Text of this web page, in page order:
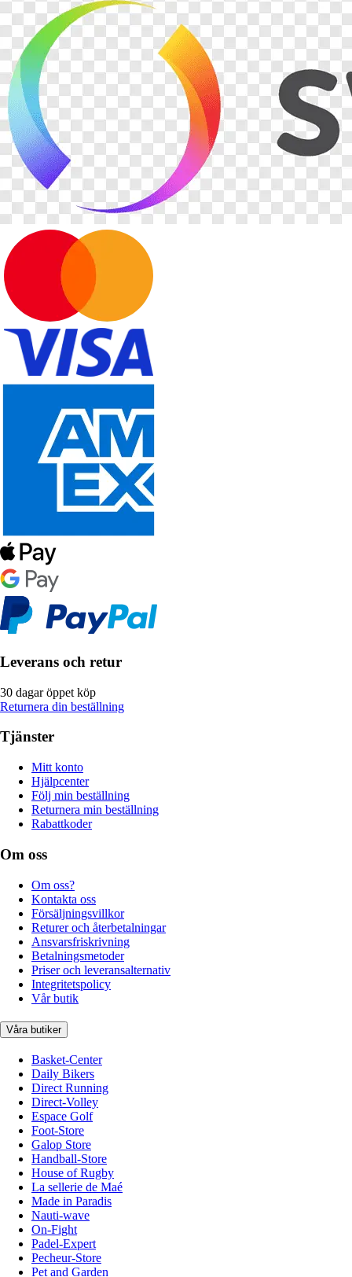
Leverans och retur
30 dagar öppet köp
Returnera din beställning
Tjänster
Mitt konto
Hjälpcenter
Följ min beställning
Returnera min beställning
Rabattkoder
Om oss
Om oss?
Kontakta oss
Försäljningsvillkor
Returer och återbetalningar
Ansvarsfriskrivning
Betalningsmetoder
Priser och leveransalternativ
Integritetspolicy
Vår butik
Våra butiker
Basket-Center
Daily Bikers
Direct Running
Direct-Volley
Espace Golf
Foot-Store
Galop Store
Handball-Store
House of Rugby
La sellerie de Maé
Made in Paradis
Nauti-wave
On-Fight
Padel-Expert
Pecheur-Store
Pet and Garden